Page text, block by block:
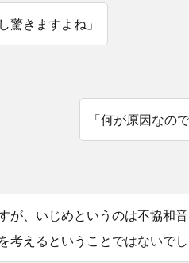
驚きますよね」
「何が原因なの
が、いじめというのは不協和
考えるということではないで